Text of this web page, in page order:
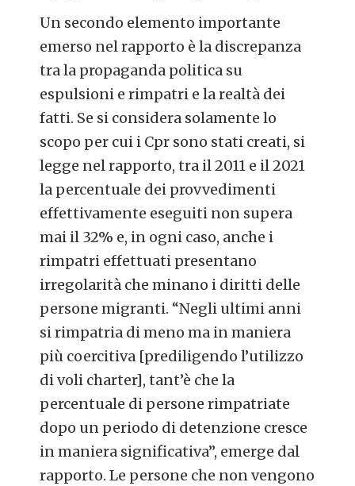
Un secondo elemento importante
emerso nel rapporto è la discrepanza
tra la propaganda politica su
espulsioni e rimpatri e la realtà dei
fatti. Se si considera solamente lo
scopo per cui i Cpr sono stati creati, si
legge nel rapporto, tra il 2011 e il 2021
la percentuale dei provvedimenti
effettivamente eseguiti non supera
mai il 32% e, in ogni caso, anche i
rimpatri effettuati presentano
irregolarità che minano i diritti delle
persone migranti. “Negli ultimi anni
si rimpatria di meno ma in maniera
più coercitiva [prediligendo l’utilizzo
di voli charter], tant’è che la
percentuale di persone rimpatriate
dopo un periodo di detenzione cresce
in maniera significativa”, emerge dal
rapporto. Le persone che non vengono